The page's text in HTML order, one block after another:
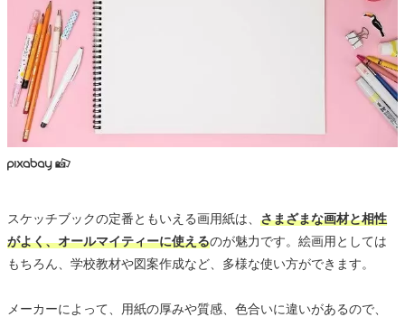
スケッチブックの定番ともいえる画用紙は、 さまざまな画材と相性
がよく、オールマイティーに使えるのが魅力です。絵画用としては
もちろん、学校教材や図案作成など、多様な使い方ができます。
メーカーによって、用紙の厚みや質感、色合いに違いがあるので、